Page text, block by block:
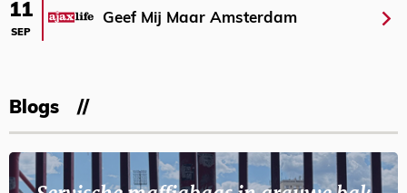
11
SEP
Geef Mij Maar Amsterdam
Blogs